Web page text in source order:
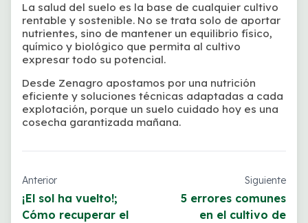
La salud del suelo es la base de cualquier cultivo
rentable y sostenible. No se trata solo de aportar
nutrientes, sino de mantener un equilibrio físico,
químico y biológico que permita al cultivo
expresar todo su potencial.
Desde Zenagro apostamos por una nutrición
eficiente y soluciones técnicas adaptadas a cada
explotación, porque un suelo cuidado hoy es una
cosecha garantizada mañana.
Anterior
¡El sol ha vuelto!;
Cómo recuperar el
Siguiente
5 errores comunes
en el cultivo de